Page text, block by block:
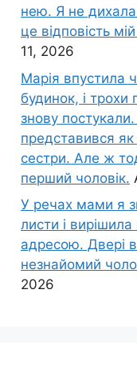
нею. Я не
це відповість
11, 2026
Марія впустила
будинок, і трохи
знову
представився як
сестри. Але ж
перший чоловік.
У речах мами я
листи і вирішила
адресою. Двері
незнайомий
2026